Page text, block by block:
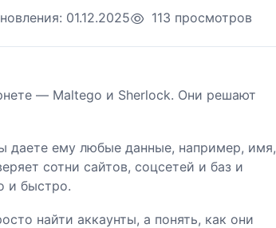
01.12.2025 113 просмотров
— Maltego и Sherlock. Они решают
даете ему любые данные, например, имя,
сотни сайтов, соцсетей и баз и
и быстро.
найти аккаунты, а понять, как они